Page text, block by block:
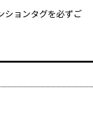
ションタグを必ずご